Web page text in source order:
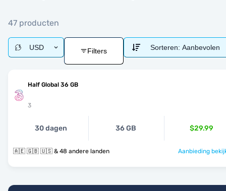
47 producten
USD Filters Sorteren: Aanbevolen
Half Global 36 GB
3
30 dagen 36 GB $29.99
🇦🇪 🇬🇧 🇺🇸 & 48 andere landen Aanbieding